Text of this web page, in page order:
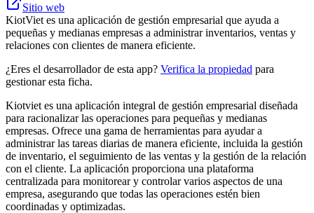
Sitio web
KiotViet es una aplicación de gestión empresarial que ayuda a
pequeñas y medianas empresas a administrar inventarios, ventas y
relaciones con clientes de manera eficiente.
¿Eres el desarrollador de esta app? Verifica la propiedad para
gestionar esta ficha.
Kiotviet es una aplicación integral de gestión empresarial diseñada
para racionalizar las operaciones para pequeñas y medianas
empresas. Ofrece una gama de herramientas para ayudar a
administrar las tareas diarias de manera eficiente, incluida la gestión
de inventario, el seguimiento de las ventas y la gestión de la relación
con el cliente. La aplicación proporciona una plataforma
centralizada para monitorear y controlar varios aspectos de una
empresa, asegurando que todas las operaciones estén bien
coordinadas y optimizadas.